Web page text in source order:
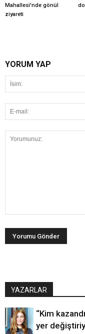
Mahallesi'nde gönül
ziyareti
YORUM YAP
YAZARLAR
“Kim
yer